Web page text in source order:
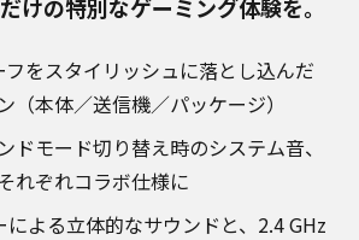
けの特別なゲーミング体験を。
フをスタイリッシュに落とし込んだ
（本体／送信機／パッケージ）
ドモード切り替え時のシステム音、
れぞれコラボ仕様に
よる立体的なサウンドと、2.4 GHz